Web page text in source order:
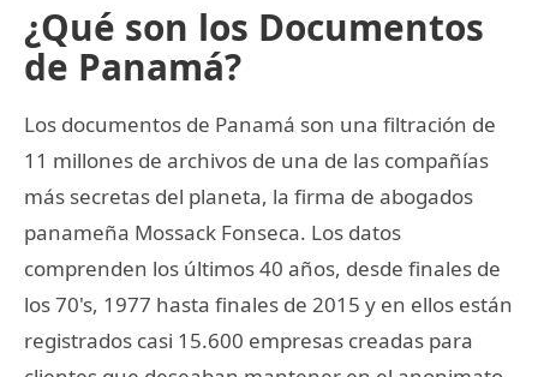
¿Qué son los Documentos
de Panamá?
Los documentos de Panamá son una filtración de
11 millones de archivos de una de las compañías
más secretas del planeta, la firma de abogados
panameña Mossack Fonseca. Los datos
comprenden los últimos 40 años, desde finales de
los 70's, 1977 hasta finales de 2015 y en ellos están
registrados casi 15.600 empresas creadas para